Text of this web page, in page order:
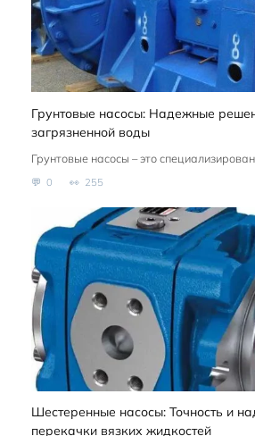
Грунтовые насосы: Надежные
загрязненной воды
Грунтовые насосы – это
0 255
Шестеренные насосы: Точность и
перекачки вязких жидкостей